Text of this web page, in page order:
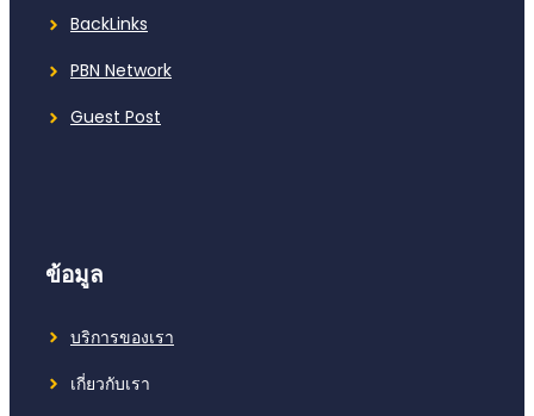
BackLinks
PBN Network
Guest Post
ข้อมูล
บริการของเรา
เกี่ยวกับเรา